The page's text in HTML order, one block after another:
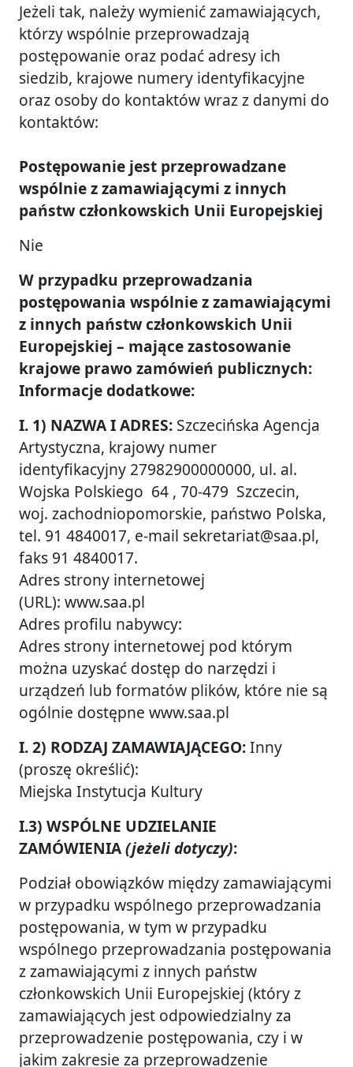
Jeżeli tak, należy wymienić zamawiających,
którzy wspólnie przeprowadzają
postępowanie oraz podać adresy ich
siedzib, krajowe numery identyfikacyjne
oraz osoby do kontaktów wraz z danymi do
kontaktów:
Postępowanie jest przeprowadzane
wspólnie z zamawiającymi z innych
państw członkowskich Unii Europejskiej
Nie
W przypadku przeprowadzania
postępowania wspólnie z zamawiającymi
z innych państw członkowskich Unii
Europejskiej – mające zastosowanie
krajowe prawo zamówień publicznych:
Informacje dodatkowe:
I. 1) NAZWA I ADRES: Szczecińska Agencja
Artystyczna, krajowy numer
identyfikacyjny 27982900000000, ul. al.
Wojska Polskiego 64 , 70-479 Szczecin,
woj. zachodniopomorskie, państwo Polska,
tel. 91 4840017, e-mail sekretariat@saa.pl,
faks 91 4840017.
Adres strony internetowej
(URL): www.saa.pl
Adres profilu nabywcy:
Adres strony internetowej pod którym
można uzyskać dostęp do narzędzi i
urządzeń lub formatów plików, które nie są
ogólnie dostępne www.saa.pl
I. 2) RODZAJ ZAMAWIAJĄCEGO:Inny
(proszę określić):
Miejska Instytucja Kultury
I.3) WSPÓLNE UDZIELANIE
ZAMÓWIENIA(jeżeli dotyczy):
Podział obowiązków między zamawiającymi
w przypadku wspólnego przeprowadzania
postępowania, w tym w przypadku
wspólnego przeprowadzania postępowania
z zamawiającymi z innych państw
członkowskich Unii Europejskiej (który z
zamawiających jest odpowiedzialny za
przeprowadzenie postępowania, czy i w
jakim zakresie za przeprowadzenie